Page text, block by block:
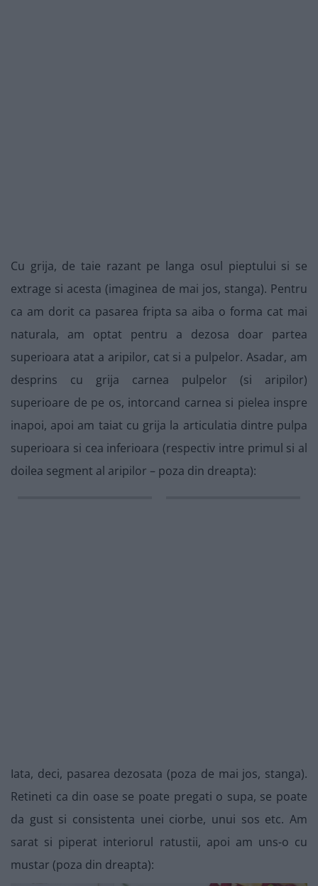
Cu grija, de taie razant pe langa osul pieptului si se
extrage si acesta (imaginea de mai jos, stanga). Pentru
ca am dorit ca pasarea fripta sa aiba o forma cat mai
naturala, am optat pentru a dezosa doar partea
superioara atat a aripilor, cat si a pulpelor. Asadar, am
desprins cu grija carnea pulpelor (si aripilor)
superioare de pe os, intorcand carnea si pielea inspre
inapoi, apoi am taiat cu grija la articulatia dintre pulpa
superioara si cea inferioara (respectiv intre primul si al
doilea segment al aripilor – poza din dreapta):
Iata, deci, pasarea dezosata (poza de mai jos, stanga).
Retineti ca din oase se poate pregati o supa, se poate
da gust si consistenta unei ciorbe, unui sos etc. Am
sarat si piperat interiorul ratustii, apoi am uns-o cu
mustar (poza din dreapta):